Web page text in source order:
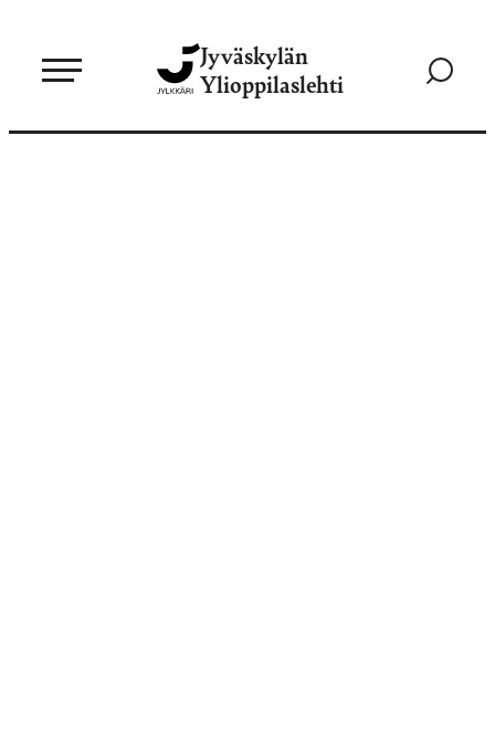
sisältöön
Jyväskylän
Ylioppilaslehti
Siirry